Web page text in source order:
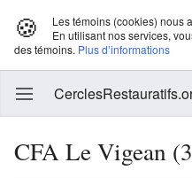
🍪
Les témoins (cookies) nous
En utilisant nos services,
des témoins. Plus d’informations
CFA Le Vigean